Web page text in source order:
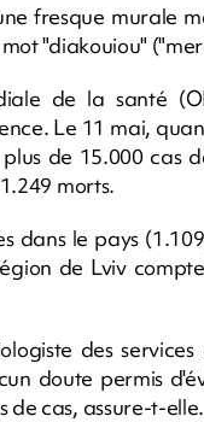
fresque murale
"diakouiou"
de la santé
Le 11 mai,
de 15.000 cas
morts.
dans le pays
de Lviv
des
doute permis
de cas, assure-t-elle.